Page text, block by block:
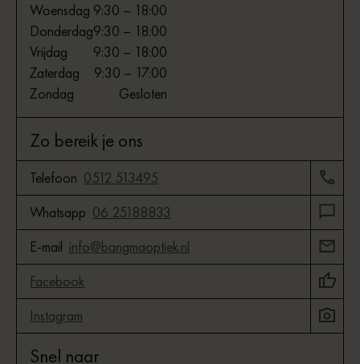
Woensdag 9:30 – 18:00
Donderdag9:30 – 18:00
Vrijdag
9:30 – 18:00
Zaterdag
9:30 – 17:00
Zondag
Gesloten
Zo bereik je ons
Telefoon 0512 513495
Whatsapp 06 25188833
E-mail info@bangmaoptiek.nl
Facebook
Instagram
Snel naar